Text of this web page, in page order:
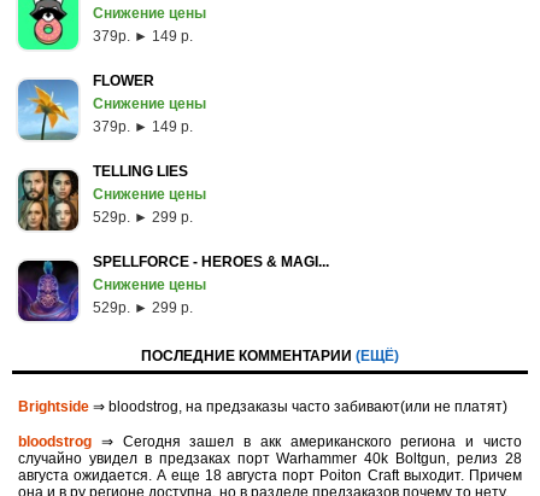
Снижение цены
379p. ► 149 р.
FLOWER
Снижение цены
379p. ► 149 р.
TELLING LIES
Снижение цены
529p. ► 299 р.
SPELLFORCE - HEROES & MAGI...
Снижение цены
529p. ► 299 р.
ПОСЛЕДНИЕ КОММЕНТАРИИ (ЕЩЁ)
Brightside ⇒ bloodstrog, на предзаказы часто забивают(или не платят)
bloodstrog ⇒ Сегодня зашел в акк американского региона и чисто
случайно увидел в предзаках порт Warhammer 40k Boltgun, релиз 28
августа ожидается. A eще 18 августа порт Poiton Сraft выходит. Причем
она и в ру регионе доступна, но в разделе предзаказов почему то нету.